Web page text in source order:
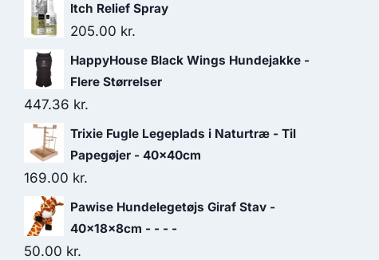
Itch Relief Spray
205.00 kr.
HappyHouse Black Wings Hundejakke -
Flere Størrelser
447.36 kr.
Trixie Fugle Legeplads i Naturtræ - Til
Papegøjer - 40x40cm
169.00 kr.
Pawise Hundelegetøjs Giraf Stav -
40x18x8cm - - - -
50.00 kr.